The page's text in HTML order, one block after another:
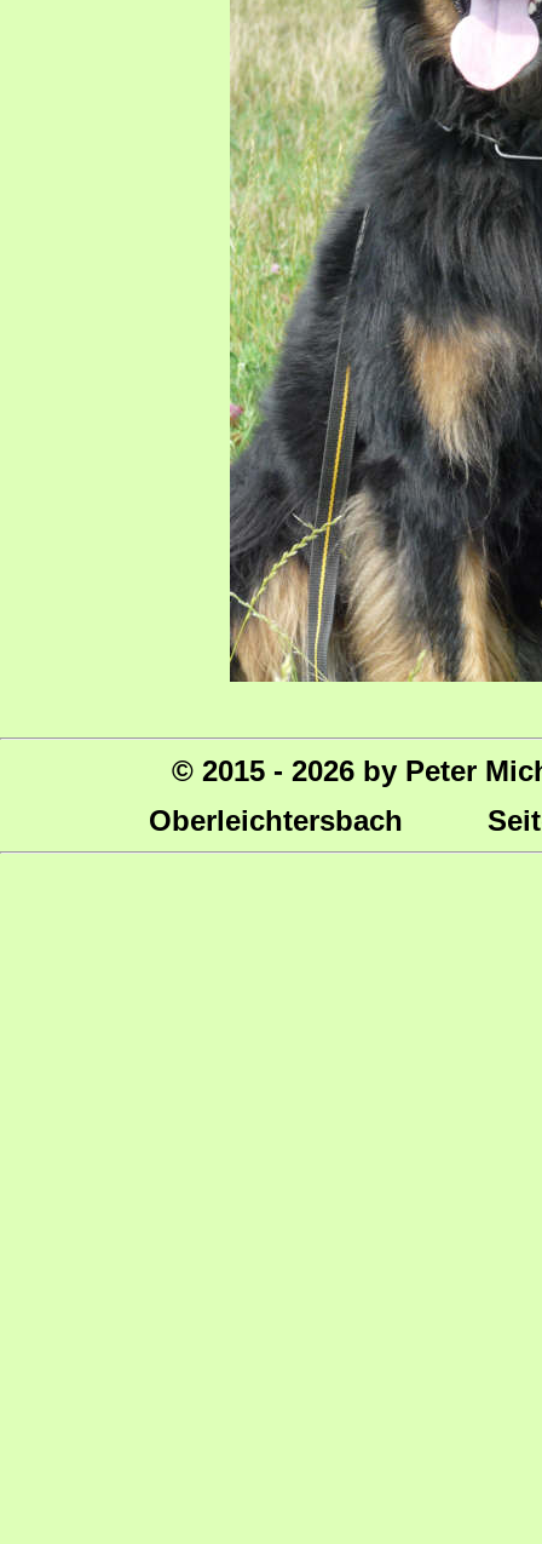
© 2015 - 2026 by Peter
Oberleichtersbach Seite